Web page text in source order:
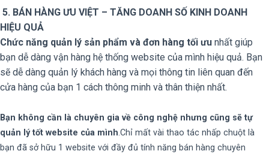
5. BÁN HÀNG ƯU VIỆT – TĂNG DOANH SỐ KINH DOANH
HIỆU QUẢ
Chức năng quản lý sản phẩm và đơn hàng tối ưu nhất giúp
bạn dễ dàng vận hàng hệ thống website của mình hiệu quả. Bạn
sẽ dễ dàng quản lý khách hàng và mọi thông tin liên quan đến
cửa hàng của bạn 1 cách thông minh và thân thiện nhất.
Bạn không cần là chuyên gia về công nghệ nhưng cũng sẽ tự
quản lý tốt website của mình.Chỉ mất vài thao tác nhấp chuột là
bạn đã sở hữu 1 website với đầy đủ tính năng bán hàng chuyên